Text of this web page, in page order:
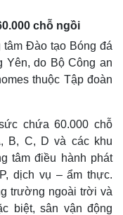
chỗ ngồi
tâm Đào tạo Bóng đá
Yên, do Bộ Công an
thuộc Tập đoàn
chứa 60.000 chỗ
B, C, D và các khu
tâm điều hành phát
dịch vụ – ẩm thực.
trường ngoài trời và
biệt, sân vận động